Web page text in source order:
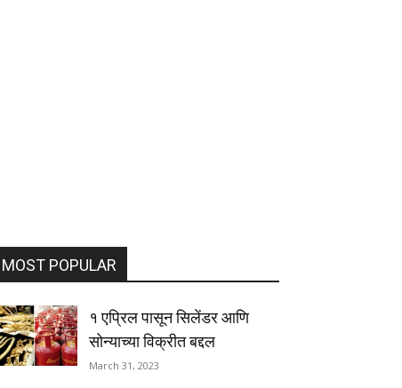
MOST POPULAR
१ एप्रिल पासून सिलेंडर आणि
सोन्याच्या विक्रीत बद्दल
March 31, 2023